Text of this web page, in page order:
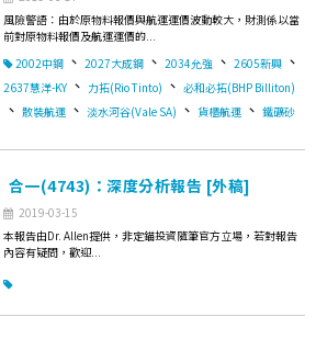
風險警語：由於原物料報價與航運運價波動較大，財測係以當
前對原物料報價及航運運價的...
2002中鋼 、 2027大成鋼 、 2034允強 、 2605新興 、
2637慧洋-KY 、 力拓(Rio Tinto) 、 必和必拓(BHP Billiton)
、 散裝航運 、 淡水河谷(Vale SA) 、 貨櫃航運 、 鐵礦砂
合一(4743)：深度分析報告 [外稿]
2019-03-15
本報告由Dr. Allen提供，非定錨投資隨筆官方立場，若對報告
內容有疑問，歡迎...